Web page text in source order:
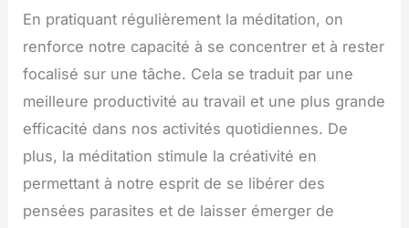
En pratiquant régulièrement la méditation, on
renforce notre capacité à se concentrer et à rester
focalisé sur une tâche. Cela se traduit par une
meilleure productivité au travail et une plus grande
efficacité dans nos activités quotidiennes. De
plus, la méditation stimule la créativité en
permettant à notre esprit de se libérer des
pensées parasites et de laisser émerger de